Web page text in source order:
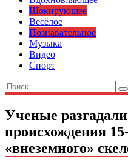
Шокирующее
Весёлое
Познавательное
Музыка
Видео
Спорт
Ученые
происхождения
«внеземного»